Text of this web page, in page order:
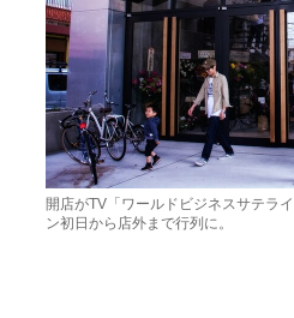
開店がTV「ワールドビジネスサテラ
ン初日から店外まで行列に。